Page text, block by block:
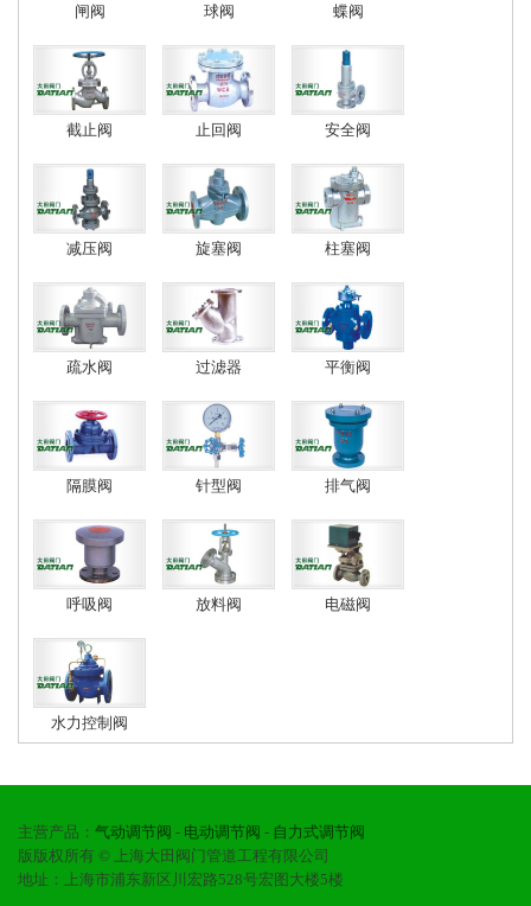
闸阀 球阀 蝶阀
截止阀 止回阀 安全阀
减压阀 旋塞阀 柱塞阀
疏水阀 过滤器 平衡阀
隔膜阀 针型阀 排气阀
呼吸阀 放料阀 电磁阀
水力控制阀
主营产品： 气动调节阀 - 电动调节阀 - 自力式调节阀
版版权所有 © 上海大田阀门管道工程有限公司
地址：上海市浦东新区川宏路528号宏图大楼5楼